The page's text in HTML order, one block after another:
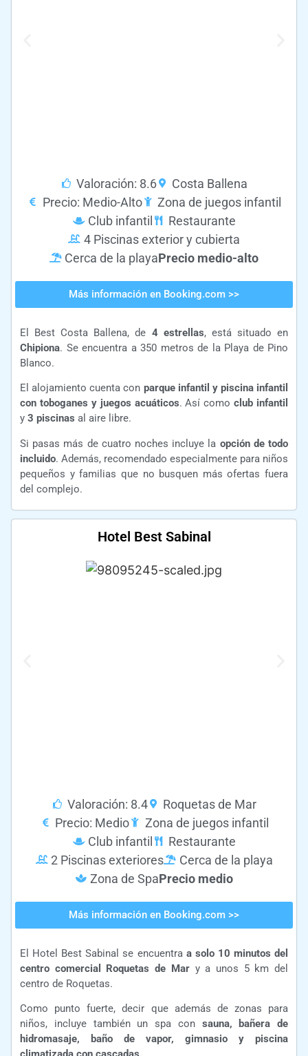
Valoración: 8.6
Costa Ballena
Precio: Medio-Alto
Zona de juegos infantil
Club infantil
Restaurante
4 Piscinas exterior y cubierta
Cerca de la playaPrecio medio-alto
Más información en Booking.com >>
El Best Costa Ballena, de 4 estrellas, está situado en
Chipiona. Se encuentra a 350 metros de la Playa de Pino
Blanco.
El alojamiento cuenta con parque infantil y piscina infantil
con toboganes y juegos acuáticos. Así comoclub infantil
y 3 piscinas al aire libre.
Si pasas más de cuatro noches incluye la opción de todo
incluido. Además, recomendado especialmente para niños
pequeños y familias que no busquen más ofertas fuera
del complejo.
Hotel Best Sabinal
Valoración: 8.4
Roquetas de Mar
Precio: Medio
Zona de juegos infantil
Club infantil
Restaurante
2 Piscinas exteriores
Cerca de la playa
Zona de SpaPrecio medio
Más información en Booking.com >>
El Hotel Best Sabinal se encuentra a solo 10 minutos del
centro comercial Roquetas de Mary a unos 5 km del
centro de Roquetas.
Como punto fuerte, decir que además de zonas para
niños, incluye también un spa con sauna, bañera de
hidromasaje, baño de vapor, gimnasio y piscina